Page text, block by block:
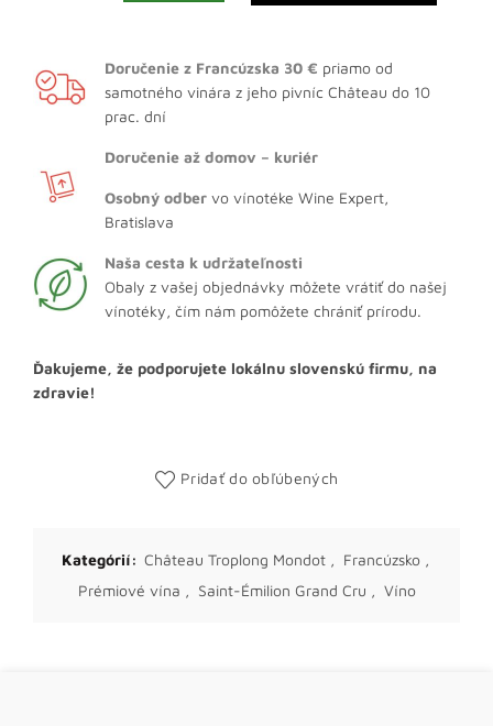
Doručenie z Francúzska 30 € priamo od
samotného vinára z jeho pivníc Château do 10
prac. dní
Doručenie až domov – kuriér
Osobný odber vo vínotéke Wine Expert,
Bratislava
Naša cesta k udržateľnosti
Obaly z vašej objednávky môžete vrátiť do našej
vínotéky, čím nám pomôžete chrániť prírodu.
Ďakujeme, že podporujete lokálnu slovenskú firmu, na
zdravie!
Pridať do obľúbených
Kategórií: Château Troplong Mondot , Francúzsko ,
Prémiové vína , Saint-Émilion Grand Cru , Víno